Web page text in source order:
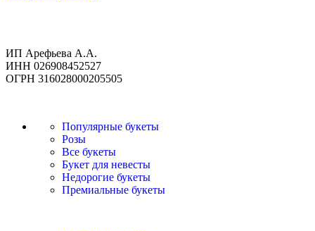
ИП Арефьева А.А.
ИНН 026908452527
ОГРН 316028000205505
Популярные букеты
Розы
Все букеты
Букет для невесты
Недорогие букеты
Премиальные букеты